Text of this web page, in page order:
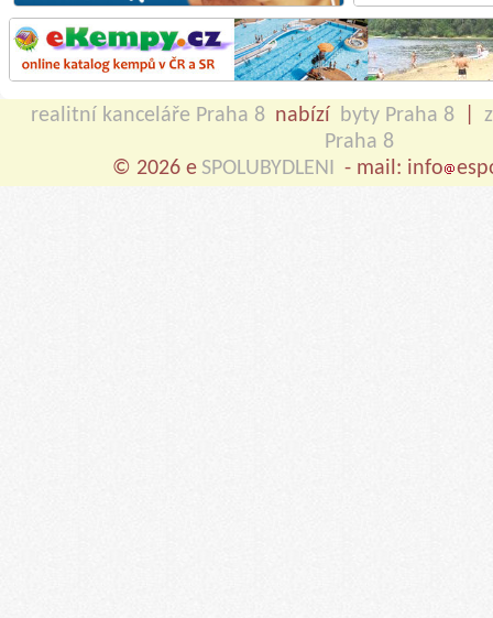
realitní kanceláře Praha 8 nabízí byty Praha 8
Praha 8
© 2026 e SPOLUBYDLENI - mail: info